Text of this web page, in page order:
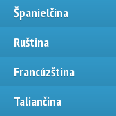
Španielčina
Ruština
Francúzština
Taliančina